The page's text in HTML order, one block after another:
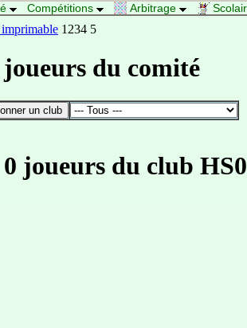
Compétitions Arbitrage
1234 5
joueurs du comité
0 joueurs du club